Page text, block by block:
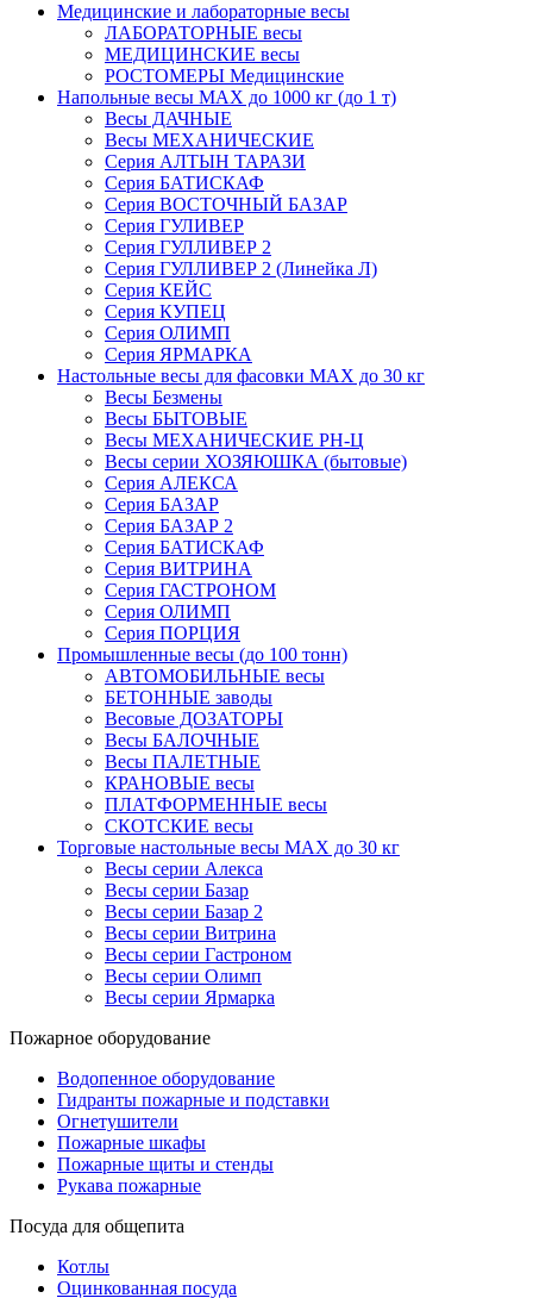
Медицинские и лабораторные весы
ЛАБОРАТОРНЫЕ весы
МЕДИЦИНСКИЕ весы
РОСТОМЕРЫ Медицинские
Напольные весы MAX до 1000 кг (до 1 т)
Весы ДАЧНЫЕ
Весы МЕХАНИЧЕСКИЕ
Серия АЛТЫН ТАРАЗИ
Серия БАТИСКАФ
Серия ВОСТОЧНЫЙ БАЗАР
Серия ГУЛИВЕР
Серия ГУЛЛИВЕР 2
Серия ГУЛЛИВЕР 2 (Линейка Л)
Серия КЕЙС
Серия КУПЕЦ
Серия ОЛИМП
Серия ЯРМАРКА
Настольные весы для фасовки MAX до 30 кг
Весы Безмены
Весы БЫТОВЫЕ
Весы МЕХАНИЧЕСКИЕ РН-Ц
Весы серии ХОЗЯЮШКА (бытовые)
Серия АЛЕКСА
Серия БАЗАР
Серия БАЗАР 2
Серия БАТИСКАФ
Серия ВИТРИНА
Серия ГАСТРОНОМ
Серия ОЛИМП
Серия ПОРЦИЯ
Промышленные весы (до 100 тонн)
АВТОМОБИЛЬНЫЕ весы
БЕТОННЫЕ заводы
Весовые ДОЗАТОРЫ
Весы БАЛОЧНЫЕ
Весы ПАЛЕТНЫЕ
КРАНОВЫЕ весы
ПЛАТФОРМЕННЫЕ весы
СКОТСКИЕ весы
Торговые настольные весы MAX до 30 кг
Весы серии Алекса
Весы серии Базар
Весы серии Базар 2
Весы серии Витрина
Весы серии Гастроном
Весы серии Олимп
Весы серии Ярмарка
Пожарное оборудование
Водопенное оборудование
Гидранты пожарные и подставки
Огнетушители
Пожарные шкафы
Пожарные щиты и стенды
Рукава пожарные
Посуда для общепита
Котлы
Оцинкованная посуда